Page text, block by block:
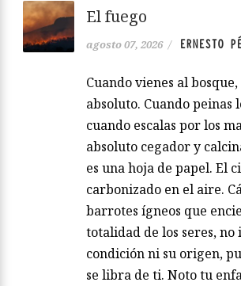
El fuego
agosto 07, 2026 / ERNESTO
Cuando vienes al
absoluto. Cuando peinas
cuando escalas por los
absoluto cegador y
es una hoja de papel. El
carbonizado en el aire.
barrotes ígneos que
totalidad de los seres, no
condición ni su origen,
se libra de ti. Noto tu